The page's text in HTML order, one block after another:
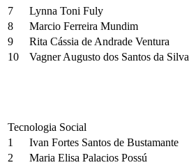
7
Lynna Toni Fuly
8
Marcio Ferreira Mundim
9
Rita Cássia de Andrade Ventura
10
Vagner Augusto dos Santos da Silva
Tecnologia Social
1
Ivan Fortes Santos de Bustamante
2
Maria Elisa Palacios Possú